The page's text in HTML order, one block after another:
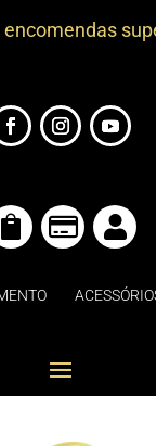
  